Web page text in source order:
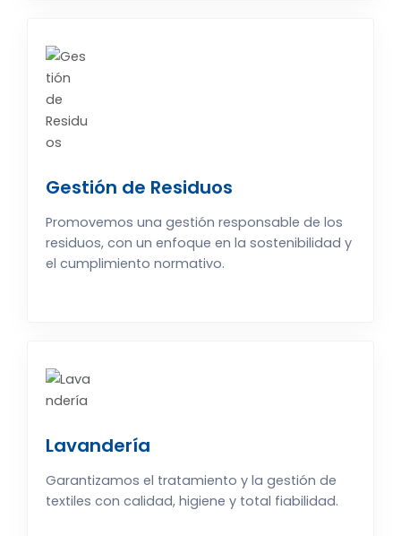
Gestión de Residuos
Promovemos una gestión responsable de los
residuos, con un enfoque en la sostenibilidad y
el cumplimiento normativo.
Lavandería
Garantizamos el tratamiento y la gestión de
textiles con calidad, higiene y total fiabilidad.